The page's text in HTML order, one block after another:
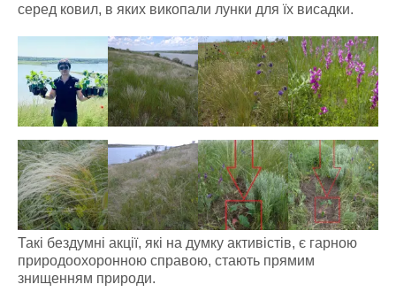
серед ковил, в яких викопали лунки для їх висадки.
Такі бездумні акції, які на думку активістів, є гарною
природоохоронною справою, стають прямим
знищенням природи.